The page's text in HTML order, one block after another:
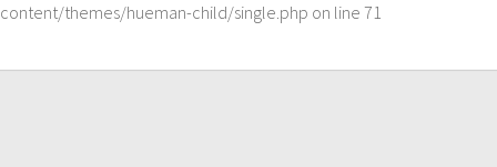
content/themes/hueman-child/single.php on line 71